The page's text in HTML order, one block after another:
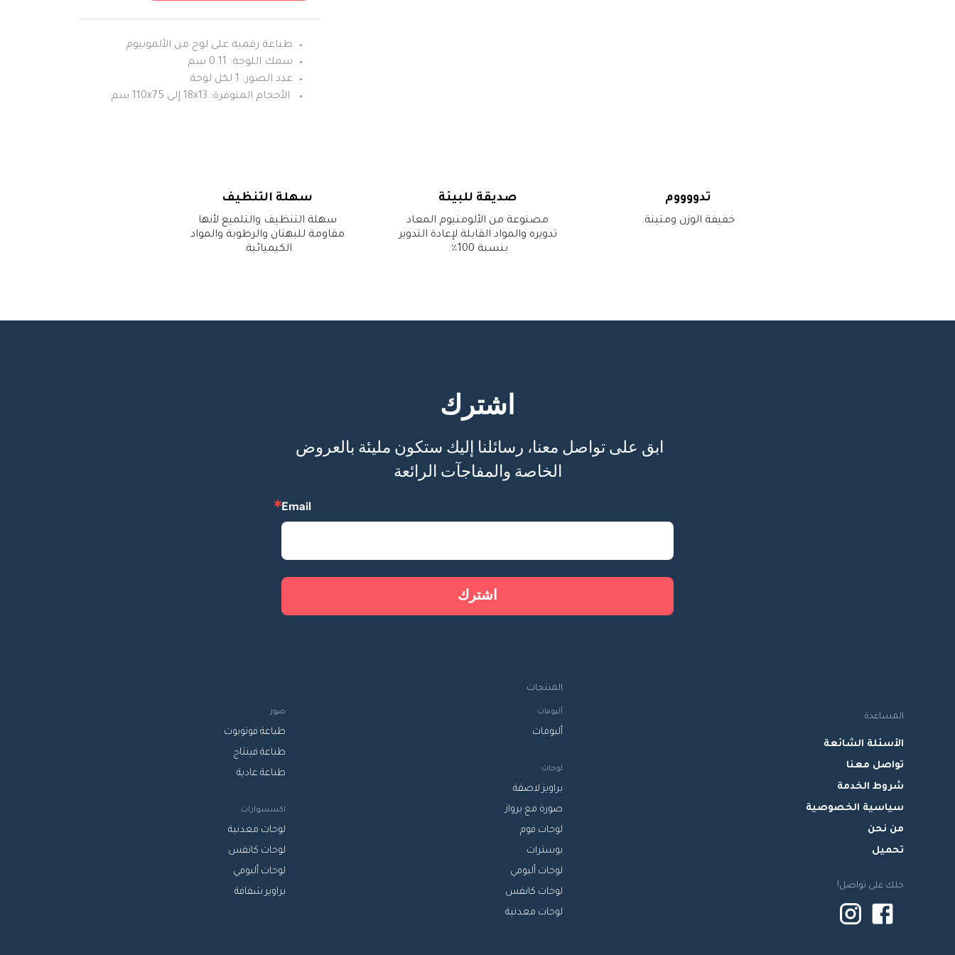
طباعة رقمية على لوح من الألمونيوم
سمك اللوحة: 0.11 سم
عدد الصور: 1 لكل لوحة
الأحجام المتوفرة: 18x13 إلى 110x75 سم
تدووووم
خفيفة الوزن ومتينة.
صديقة للبيئة
مصنوعة من الألومنيوم المعاد
تدويره والمواد القابلة لإعادة التدوير
بنسبة 100٪.
سهلة التنظيف
سهلة التنظيف والتلميع لأنها
مقاومة للبهتان والرطوبة والمواد
الكيميائية.
اشترك
الخاصة والمفاجآت الرائعة
Email
اشترك
المساعدة
الأسئلة الشائعة
تواصل معنا
شروط الخدمة
سياسية الخصوصية
من نحن
تحميل
خلك على تواصل!
المنتجات
ألبومات
ألبومات
لوحات
براويز لاصقة
صورة مع برواز
لوحات فوم
بوسترات
لوحات ألبومي
لوحات كانفس
لوحات معدنية
صور
طباعة فوتوبوث
طباعة فينتاج
طباعة عادية
اكسسوارات
لوحات معدنية
لوحات كانفس
لوحات ألبومي
براويز شفافة